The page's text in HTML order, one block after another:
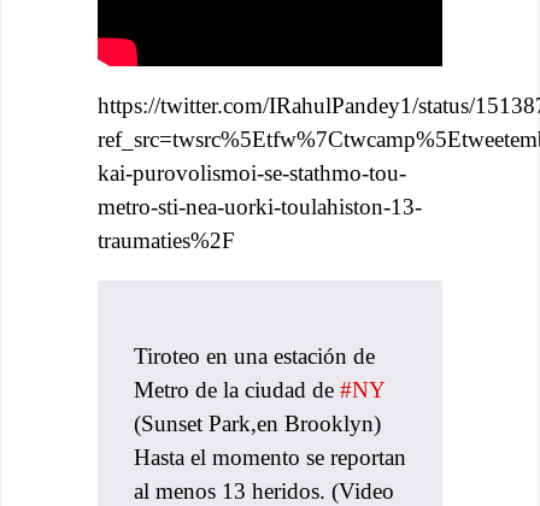
https://twitter.com/IRahulPandey1/status/
kai-purovolismoi-se-stathmo-tou-
metro-sti-nea-uorki-toulahiston-13-
traumaties%2F
Tiroteo en una estación de
Metro de la ciudad de #NY
(Sunset Park,en Brooklyn)
Hasta el momento se reportan
al menos 13 heridos. (Video